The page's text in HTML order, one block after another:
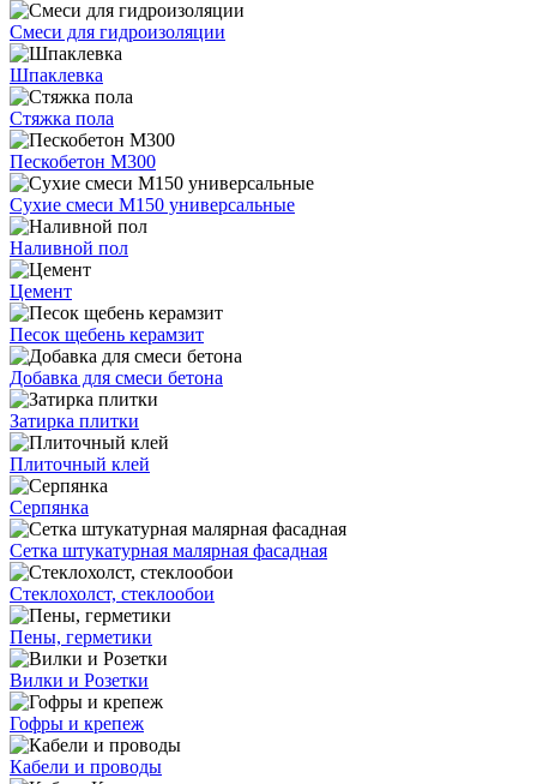
Смеси для гидроизоляции
Шпаклевка
Стяжка пола
Пескобетон М300
Сухие смеси М150 универсальные
Наливной пол
Цемент
Песок щебень керамзит
Добавка для смеси бетона
Затирка плитки
Плиточный клей
Серпянка
Сетка штукатурная малярная фасадная
Стеклохолст, стеклообои
Пены, герметики
Вилки и Розетки
Гофры и крепеж
Кабели и проводы